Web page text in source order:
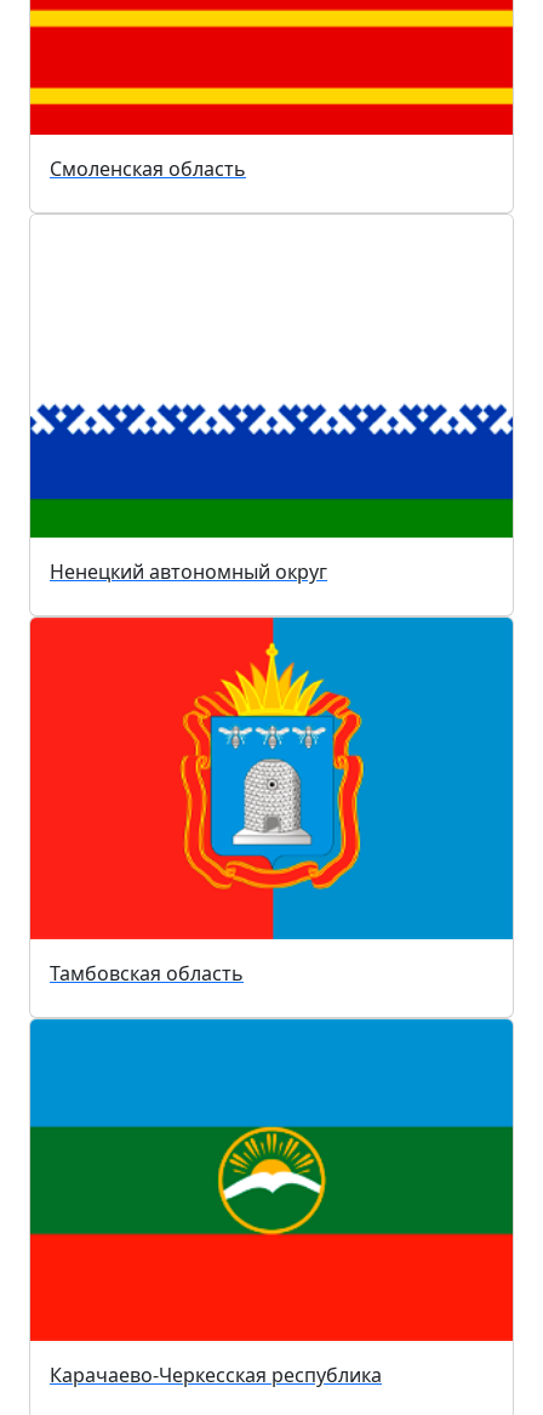
Смоленская область
Ненецкий автономный округ
Тамбовская область
Карачаево-Черкесская республика